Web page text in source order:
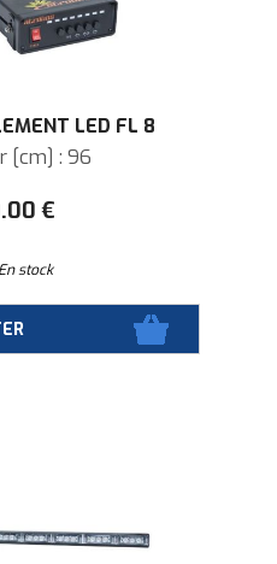
LED FL 8
[cm] : 96
.00 €
En stock